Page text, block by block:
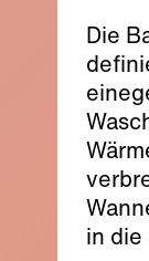
Die
in die